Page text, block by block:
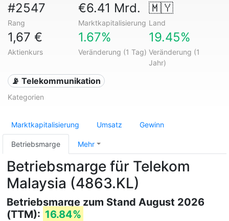
#2547
Rang
€6.41 Mrd.
Marktkapitalisierung
🇲🇾
Land
1,67 €
Aktienkurs
1.67%
Veränderung (1 Tag)
19.45%
Veränderung (1
Jahr)
📡 Telekommunikation
Kategorien
Marktkapitalisierung Umsatz Gewinn
Betriebsmarge Mehr
Betriebsmarge für Telekom
Malaysia (4863.KL)
Betriebsmarge zum Stand August 2026
(TTM): 16.84%